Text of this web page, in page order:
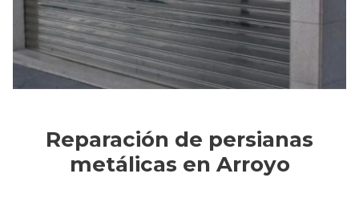
Reparación de persianas
metálicas en Arroyo